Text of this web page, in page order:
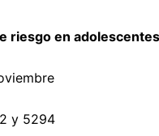
riesgo en
y 5294